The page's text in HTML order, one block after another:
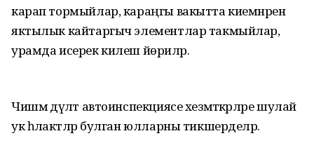
карап тормыйлар, караңгы вакытта киемнәренә
яктылык кайтаргыч элементлар такмыйлар,
урамда исерек килеш йөриләр.
Чишмә дәүләт автоинспекциясе хезмәткәрләре шулай
ук һәлакәтләр булган юлларны тикшерделәр.